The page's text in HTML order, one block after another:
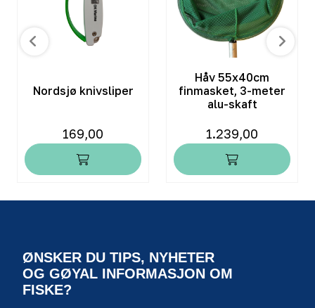
Nordsjø knivsliper
169,00
Håv 55x40cm
finmasket, 3-meter
alu-skaft
1.239,00
ØNSKER DU TIPS, NYHETER
OG GØYAL INFORMASJON OM
FISKE?